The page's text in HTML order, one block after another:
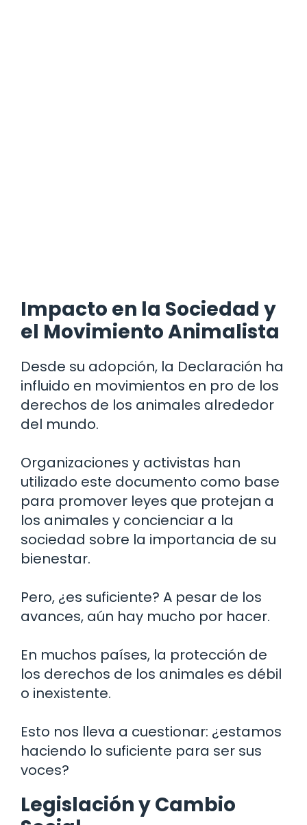
Impacto en la Sociedad y
el Movimiento Animalista
Desde su adopción, la Declaración ha
influido en movimientos en pro de los
derechos de los animales alrededor
del mundo.
Organizaciones y activistas han
utilizado este documento como base
para promover leyes que protejan a
los animales y concienciar a la
sociedad sobre la importancia de su
bienestar.
Pero, ¿es suficiente? A pesar de los
avances, aún hay mucho por hacer.
En muchos países, la protección de
los derechos de los animales es débil
o inexistente.
Esto nos lleva a cuestionar: ¿estamos
haciendo lo suficiente para ser sus
voces?
Legislación y Cambio